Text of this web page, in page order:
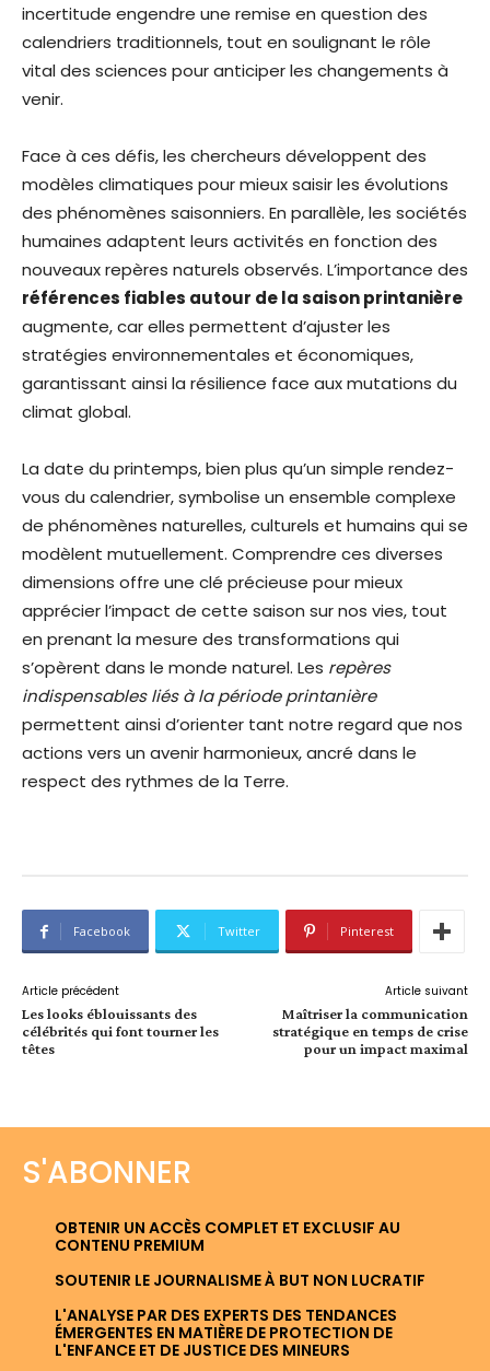
incertitude engendre une remise en question des
calendriers traditionnels, tout en soulignant le rôle
vital des sciences pour anticiper les changements à
venir.
Face à ces défis, les chercheurs développent des
modèles climatiques pour mieux saisir les évolutions
des phénomènes saisonniers. En parallèle, les sociétés
humaines adaptent leurs activités en fonction des
nouveaux repères naturels observés. L’importance des
références fiables autour de la saison printanière
augmente, car elles permettent d’ajuster les
stratégies environnementales et économiques,
garantissant ainsi la résilience face aux mutations du
climat global.
La date du printemps, bien plus qu’un simple rendez-
vous du calendrier, symbolise un ensemble complexe
de phénomènes naturelles, culturels et humains qui se
modèlent mutuellement. Comprendre ces diverses
dimensions offre une clé précieuse pour mieux
apprécier l’impact de cette saison sur nos vies, tout
en prenant la mesure des transformations qui
s’opèrent dans le monde naturel. Les repères
indispensables liés à la période printanière
permettent ainsi d’orienter tant notre regard que nos
actions vers un avenir harmonieux, ancré dans le
respect des rythmes de la Terre.
Facebook Twitter Pinterest
Article précédent
Les looks éblouissants des
célébrités qui font tourner les
têtes
Article suivant
Maîtriser la communication
stratégique en temps de crise
pour un impact maximal
S'ABONNER
OBTENIR UN ACCÈS COMPLET ET EXCLUSIF AU
CONTENU PREMIUM
SOUTENIR LE JOURNALISME À BUT NON LUCRATIF
L'ANALYSE PAR DES EXPERTS DES TENDANCES
ÉMERGENTES EN MATIÈRE DE PROTECTION DE
L'ENFANCE ET DE JUSTICE DES MINEURS